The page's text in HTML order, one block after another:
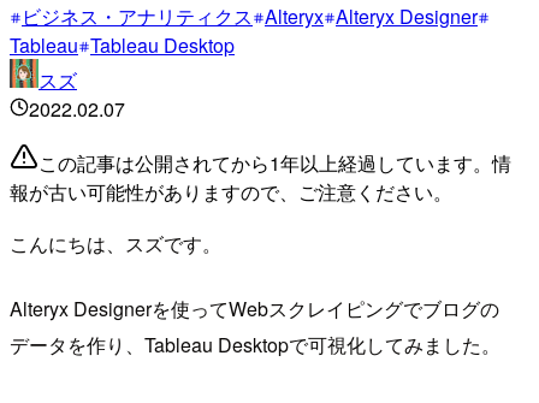
ビジネス・アナリティクス Alteryx Alteryx Designer
Tableau Tableau Desktop
スズ
2022.02.07
この記事は公開されてから1年以上経過しています。情
報が古い可能性がありますので、ご注意ください。
こんにちは、スズです。
Alteryx Designerを使ってWebスクレイピングでブログの
データを作り、Tableau Desktopで可視化してみました。